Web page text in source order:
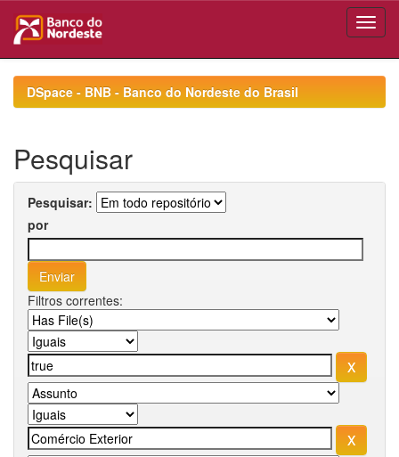
navigationDSpace - BNB - Banco do Nordeste do Brasil
Pesquisar
Pesquisar:
por
Filtros correntes: